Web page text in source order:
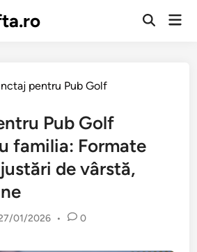
Open
pentru Pub Golf
Pub Golf
familia: Formate
de vârstă,
01/2026 • 0